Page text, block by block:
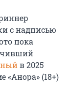
с надписью
пока
в 2025
«Анора» (18+)